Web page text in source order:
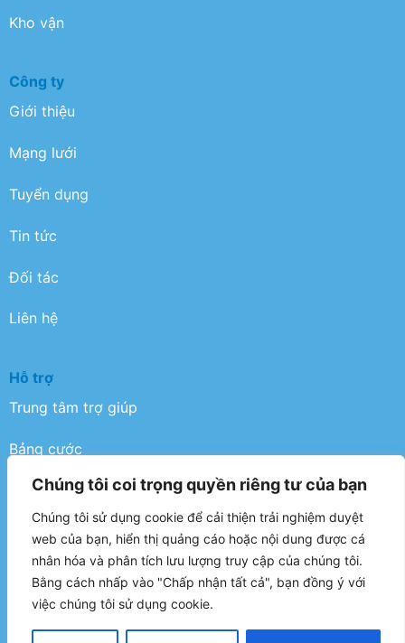
Chúng tôi coi trọng quyền riêng tư của bạn
Chúng tôi sử dụng cookie để cải thiện trải nghiệm duyệt
web của bạn, hiển thị quảng cáo hoặc nội dung được cá
nhân hóa và phân tích lưu lượng truy cập của chúng tôi.
Bằng cách nhấp vào "Chấp nhận tất cả", bạn đồng ý với
việc chúng tôi sử dụng cookie.
Kho vận
Công ty
Giới thiệu
Mạng lưới
Tuyển dụng
Tin tức
Đối tác
Liên hệ
Hỗ trợ
Trung tâm trợ giúp
Bảng cước
Điều khoản
Chính sách bảo mật
FAQ